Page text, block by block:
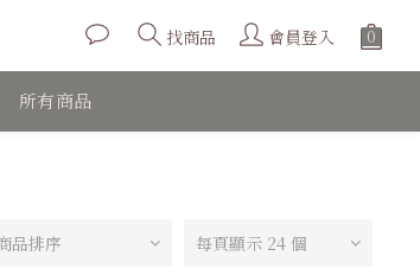
找商品 會員登入
所有商品
品排序 每頁顯示 24 個